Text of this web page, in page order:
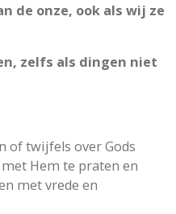
de onze, ook als wij ze
zelfs als dingen niet
of twijfels over Gods
Hem te praten en
met vrede en